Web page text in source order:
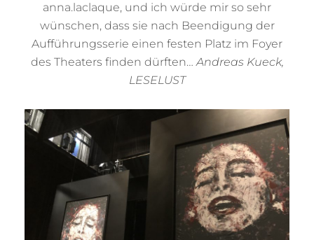
anna.laclaque, und ich würde mir so sehr
wünschen, dass sie nach Beendigung der
Aufführungsserie einen festen Platz im Foyer
des Theaters finden dürften…Andreas Kueck,
LESELUST